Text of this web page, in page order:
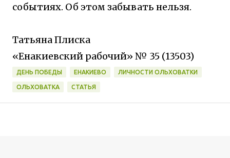
событиях. Об этом забывать нельзя.
Татьяна Плиска
«Енакиевский рабочий» № 35 (13503)
ДЕНЬ ПОБЕДЫ ЕНАКИЕВО ЛИЧНОСТИ ОЛЬХОВАТКИ
ОЛЬХОВАТКА СТАТЬЯ